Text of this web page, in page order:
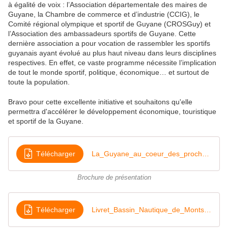
à égalité de voix : l’Association départementale des maires de
Guyane, la Chambre de commerce et d’industrie (CCIG), le
Comité régional olympique et sportif de Guyane (CROSGuy) et
l’Association des ambassadeurs sportifs de Guyane. Cette
dernière association a pour vocation de rassembler les sportifs
guyanais ayant évolué au plus haut niveau dans leurs disciplines
respectives. En effet, ce vaste programme nécessite l’implication
de tout le monde sportif, politique, économique… et surtout de
toute la population.
Bravo pour cette excellente initiative et souhaitons qu'elle
permettra d'accélérer le développement économique, touristique
et sportif de la Guyane.
Télécharger
Brochure de présentation
Télécharger